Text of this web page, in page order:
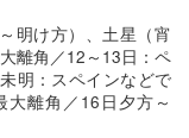
明け方）、土星（宵
離角／12～13日：ペ
明：スペインなどで
離角／16日夕方～